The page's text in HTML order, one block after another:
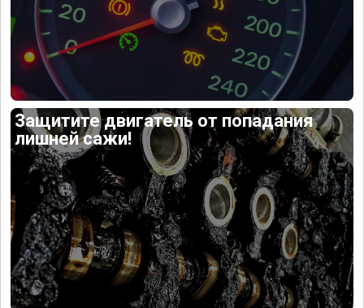
Защитите двигатель от попадания
лишней сажи!